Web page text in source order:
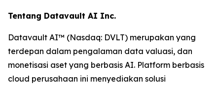
Tentang Datavault AI Inc.
Datavault AI™ (Nasdaq: DVLT) merupakan yang
terdepan dalam pengalaman data valuasi, dan
monetisasi aset yang berbasis AI. Platform berbasis
cloud perusahaan ini menyediakan solusi